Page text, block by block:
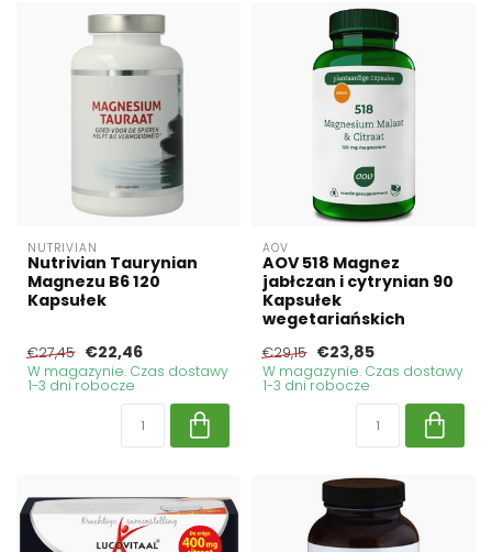
NUTRIVIAN
Nutrivian Taurynian
Magnezu B6 120
Kapsułek
€27,45 €22,46
W magazynie. Czas dostawy
1-3 dni robocze
AOV
AOV 518 Magnez
jabłczan i cytrynian 90
Kapsułek
wegetariańskich
€29,15 €23,85
W magazynie. Czas dostawy
1-3 dni robocze